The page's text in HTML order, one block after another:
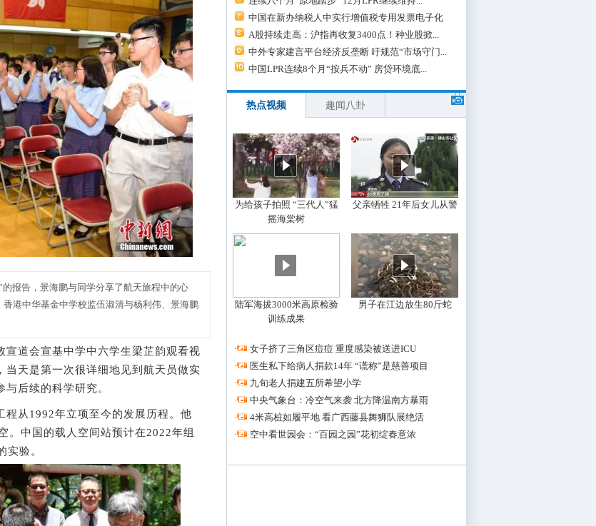
报告，景海鹏与同学分享了航天旅程中的心
港中华基金中学校监伍淑清与杨利伟、景海鹏
道会宣基中学中六学生梁芷韵观看视
天是第一次很详细地见到航天员做实
后续的科学研究。
从1992年立项至今的发展历程。他
。中国的载人空间站预计在2022年组
实验。
中国在新办纳税人中实行增值税专用发票电子化
A股持续走高：沪指再收复3400点！种业股掀...
中外专家建言平台经济反垄断 吁规范“市场守门...
中国LPR连续8个月“按兵不动” 房贷环境底...
热点视频 趣闻八卦
为给孩子拍照 “三代人”猛
摇海棠树
父亲牺牲 21年后女儿从警
陆军海拔3000米高原检验
训练成果
男子在江边放生80斤蛇
·
女子挤了三角区痘痘 重度感染被送进ICU
·
医生私下给病人捐款14年 “谎称”是慈善项目
·
九旬老人捐建五所希望小学
·
中央气象台：冷空气来袭 北方降温南方暴雨
·
4米高桩如履平地 看广西藤县舞狮队展绝活
·
空中看世园会：“百园之园”花初绽春意浓